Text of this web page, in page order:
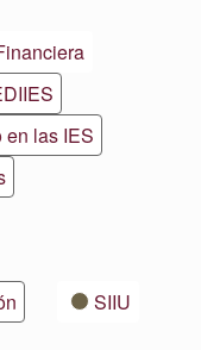
en las IES
SIIU